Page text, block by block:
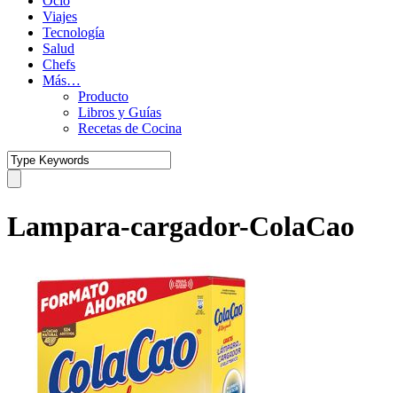
Viajes
Tecnología
Salud
Chefs
Más…
Producto
Libros y Guías
Recetas de Cocina
Lampara-cargador-ColaCao